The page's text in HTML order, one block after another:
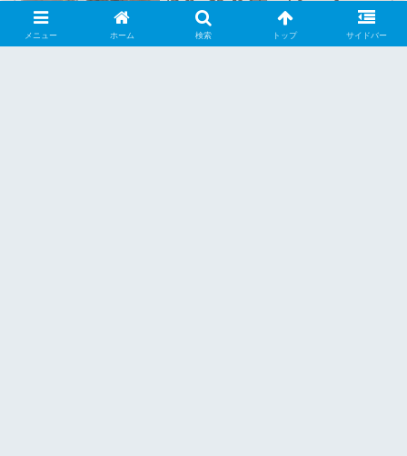
メニュー ホーム 検索 トップ サイドバー